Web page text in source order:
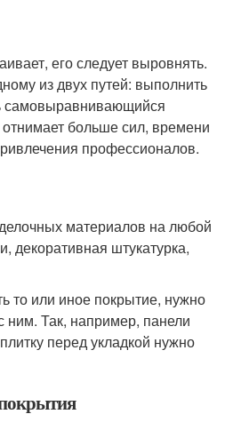
его следует выровнять.
из двух путей: выполнить
самовыравнивающийся
больше сил, времени
профессионалов.
материалов на любой
декоративная штукатурка,
то или иное покрытие, нужно
ним. Так, например, панели
перед укладкой нужно